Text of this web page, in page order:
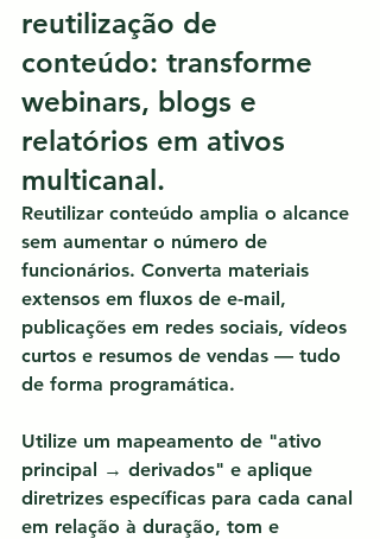
reutilização de
conteúdo: transforme
webinars, blogs e
relatórios em ativos
multicanal.
Reutilizar conteúdo amplia o alcance
sem aumentar o número de
funcionários. Converta materiais
extensos em fluxos de e-mail,
publicações em redes sociais, vídeos
curtos e resumos de vendas — tudo
de forma programática.
Utilize um mapeamento de "ativo
principal → derivados" e aplique
diretrizes específicas para cada canal
em relação à duração, tom e